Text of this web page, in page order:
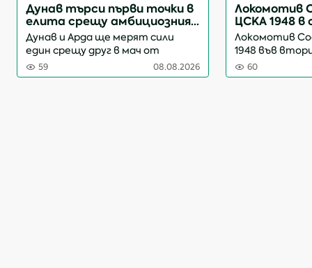
Дунав търси първи точки в
елита срещу амбициозния
Арда
Дунав и Арда ще мерят сили
един срещу друг в мач от
четвъртия кръг на efbet Лига.
Двубоят на Градския стадион в
59 08.08.2026
Локомотив
ЦСКА 1948 в
сблъсък
Локомотив
1948 във
четвъртия
Срещата на
60